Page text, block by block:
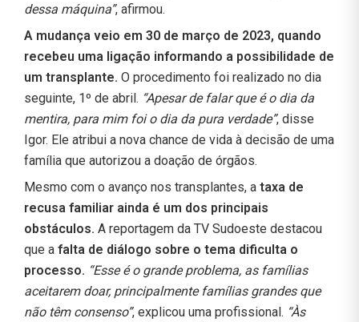
dessa máquina”, afirmou.
A mudança veio em 30 de março de 2023, quando
recebeu uma ligação informando a possibilidade de
um transplante. O procedimento foi realizado no dia
seguinte, 1º de abril. “Apesar de falar que é o dia da
mentira, para mim foi o dia da pura verdade”, disse
Igor. Ele atribui a nova chance de vida à decisão de uma
família que autorizou a doação de órgãos.
Mesmo com o avanço nos transplantes, a taxa de
recusa familiar ainda é um dos principais
obstáculos. A reportagem da TV Sudoeste destacou
que a falta de diálogo sobre o tema dificulta o
processo. “Esse é o grande problema, as famílias
aceitarem doar, principalmente famílias grandes que
não têm consenso”, explicou uma profissional. “Às